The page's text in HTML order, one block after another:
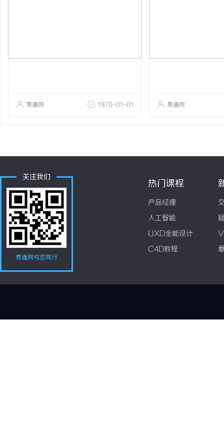
易通网 1970-01-01 易通网
关注我们
易通网与您同行
热门课程
产品经理
人工智能
UXD全能设计
C4D教程